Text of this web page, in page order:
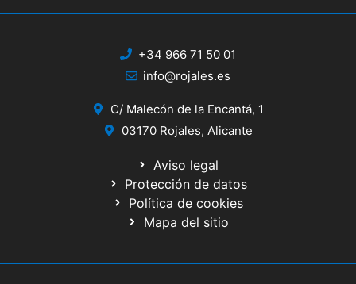
+34 966 71 50 01
info@rojales.es
C/ Malecón de la Encantá, 1
03170 Rojales, Alicante
Aviso legal
Protección de datos
Política de cookies
Mapa del sitio